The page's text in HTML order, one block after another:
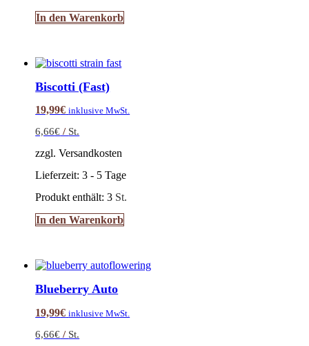
In den Warenkorb
Biscotti (Fast)
19,99€ inklusive MwSt.
6,66€ / St.
zzgl. Versandkosten
Lieferzeit:3 - 5 Tage
Produkt enthält: 3 St.
In den Warenkorb
Blueberry Auto
19,99€ inklusive MwSt.
6,66€ / St.